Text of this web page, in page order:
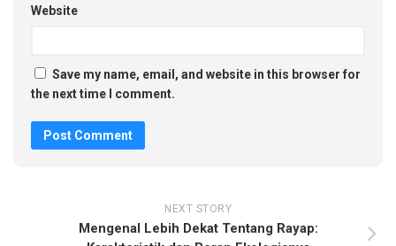
Website
Save my name, email, and website in this browser for
the next time I comment.
NEXT STORY
Mengenal Lebih Dekat Tentang Rayap: